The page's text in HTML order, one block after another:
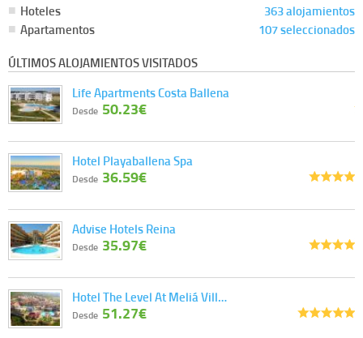
Hoteles
363 alojamientos
Apartamentos
107 seleccionados
ÚLTIMOS ALOJAMIENTOS VISITADOS
Life Apartments Costa Ballena
Desde 50.23€
Hotel Playaballena Spa
Desde 36.59€
Advise Hotels Reina
Desde 35.97€
Hotel The Level At Meliá Vill…
Desde 51.27€